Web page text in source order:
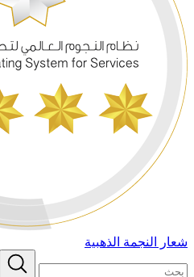
شعار النجمة الذهبية